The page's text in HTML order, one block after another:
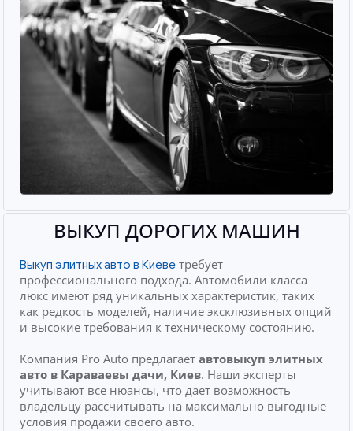
ВЫКУП ДОРОГИХ МАШИН
Выкуп элитных авто в Киеве требует
профессионального подхода. Автомобили класса
люкс имеют ряд уникальных характеристик, таких
как редкость моделей, наличие эксклюзивных опций
и высокие требования к техническому состоянию.
Компания Pro Auto предлагаетавтовыкуп элитных
авто в Караваевы дачи, Киев. Наши эксперты
учитывают все нюансы, что дает возможность
владельцу рассчитывать на максимально выгодные
условия продажи своего авто.